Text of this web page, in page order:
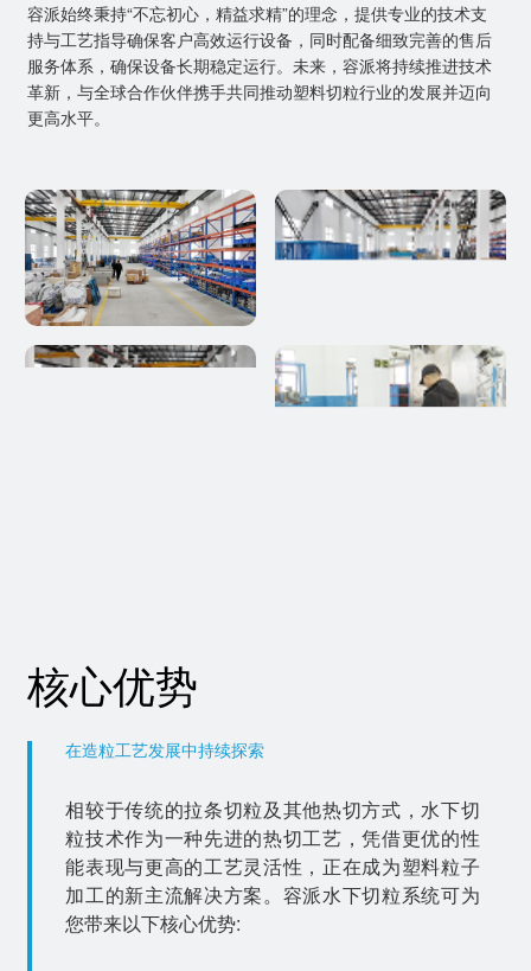
容派始终秉持“不忘初心，精益求精”的理念，提供专业的技术支
持与工艺指导确保客户高效运行设备，同时配备细致完善的售后
服务体系，确保设备长期稳定运行。未来，容派将持续推进技术
革新，与全球合作伙伴携手共同推动塑料切粒行业的发展并迈向
更高水平。
核心优势
在造粒工艺发展中持续探索
相较于传统的拉条切粒及其他热切方式，水下切
粒技术作为一种先进的热切工艺，凭借更优的性
能表现与更高的工艺灵活性，正在成为塑料粒子
加工的新主流解决方案。容派水下切粒系统可为
您带来以下核心优势: